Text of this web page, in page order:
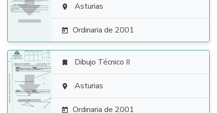
  Asturias
 Ordinaria de 2001

 Dibujo Técnico II
 Asturias
 Ordinaria de 2001